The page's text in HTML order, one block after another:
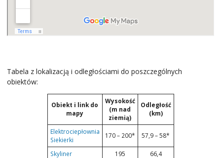
Tabela z lokalizacją i odległościami do poszczególnych
obiektów:
Obiekt i link do
mapy
Wysokość
(m nad
ziemią)
Odległość
(km)
Elektrociepłownia
Siekierki
170 – 200* 57,9 – 58*
Skyliner 195
66,4